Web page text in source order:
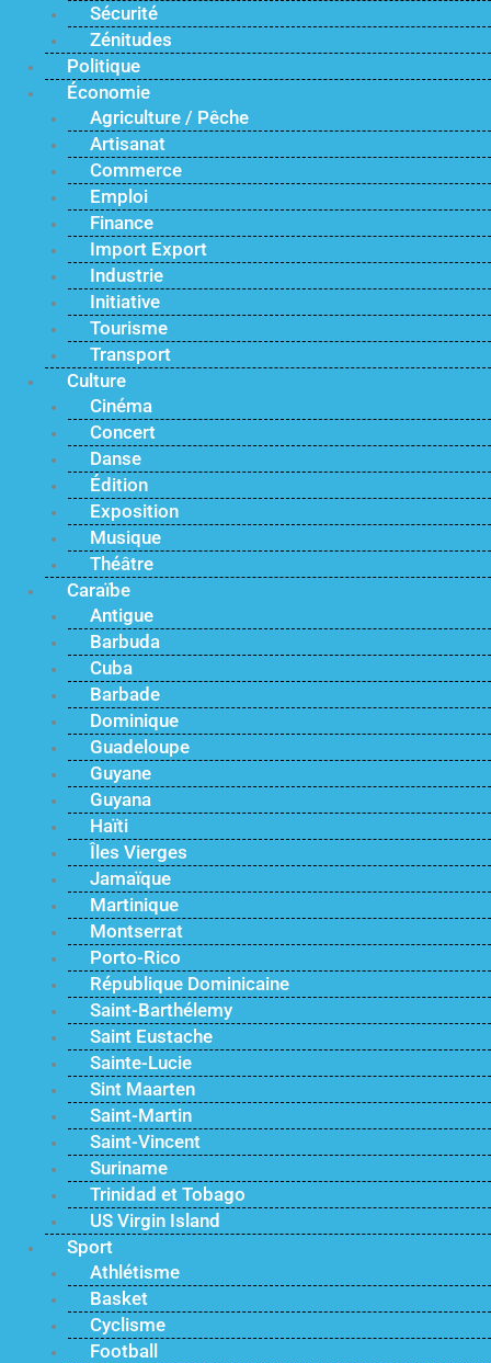
Sécurité
Zénitudes
Politique
Économie
Agriculture / Pêche
Artisanat
Commerce
Emploi
Finance
Import Export
Industrie
Initiative
Tourisme
Transport
Culture
Cinéma
Concert
Danse
Édition
Exposition
Musique
Théâtre
Caraïbe
Antigue
Barbuda
Cuba
Barbade
Dominique
Guadeloupe
Guyane
Guyana
Haïti
Îles Vierges
Jamaïque
Martinique
Montserrat
Porto-Rico
République Dominicaine
Saint-Barthélemy
Saint Eustache
Sainte-Lucie
Sint Maarten
Saint-Martin
Saint-Vincent
Suriname
Trinidad et Tobago
US Virgin Island
Sport
Athlétisme
Basket
Cyclisme
Football